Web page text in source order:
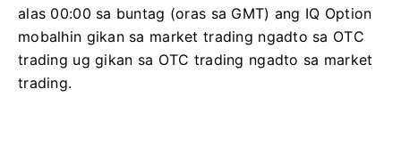
alas 00:00 sa buntag (oras sa GMT) ang IQ Option
mobalhin gikan sa market trading ngadto sa OTC
trading ug gikan sa OTC trading ngadto sa market
trading.